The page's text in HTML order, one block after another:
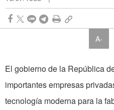
A-
El gobierno de la República
importantes empresas
tecnología moderna para la